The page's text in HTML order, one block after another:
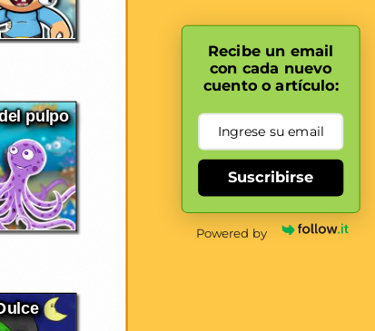
pulpo
Recibe un email
con cada nuevo
cuento o artículo:
Suscribirse
Powered by